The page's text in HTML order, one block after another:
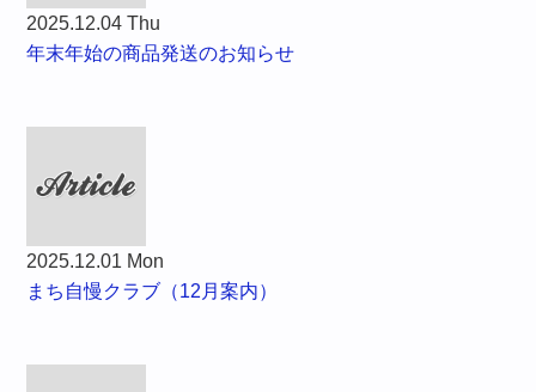
2025.12.04 Thu
年末年始の商品発送のお知らせ
2025.12.01 Mon
まち自慢クラブ（12月案内）